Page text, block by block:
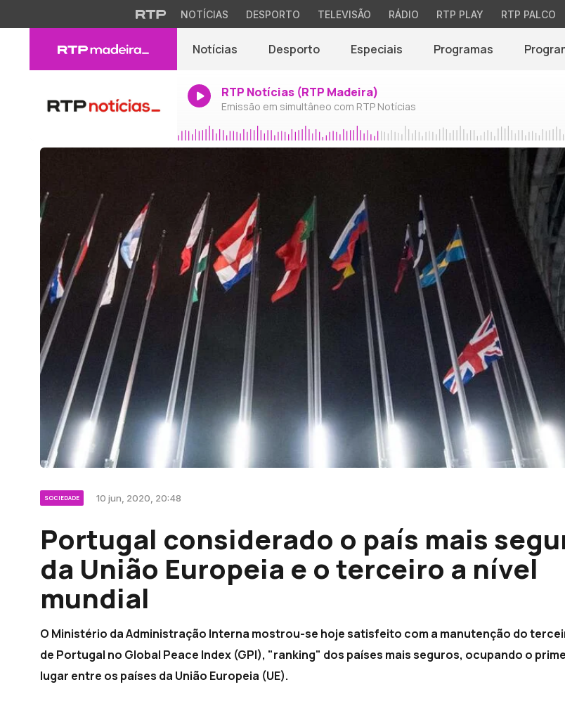
NOTÍCIAS DESPORTO TELEVISÃO RÁDIO RTP PLAY RTP PALCO
Notícias Desporto Especiais Programas
RTP Notícias (RTP Madeira)
Emissão em simultâneo com RTP Notícias
SOCIEDADE 10 jun, 2020, 20:48
Portugal considerado o país mais
da União Europeia e o terceiro a nível
mundial
O Ministério da Administração Interna mostrou-se hoje satisfeito com a manutenção do
de Portugal no Global Peace Index (GPI), "ranking" dos países mais seguros, ocupando o
lugar entre os países da União Europeia (UE).